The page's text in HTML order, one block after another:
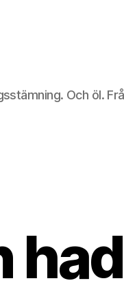
Och öl.